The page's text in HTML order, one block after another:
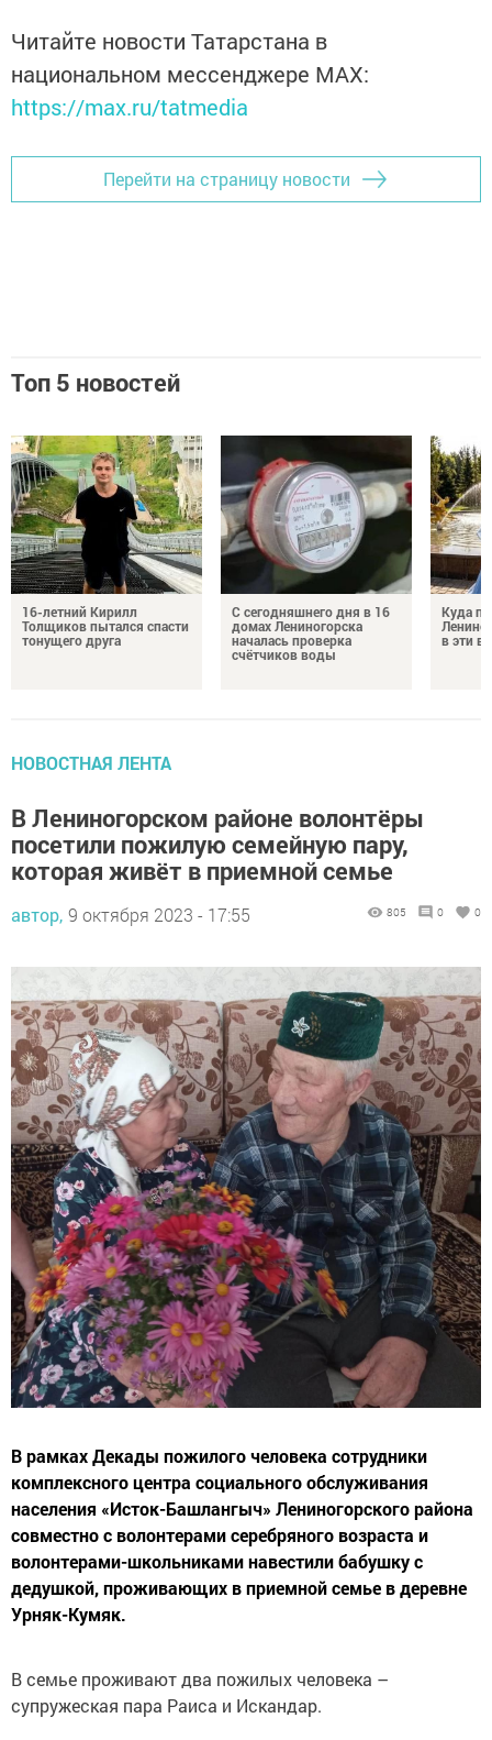
Читайте новости Татарстана в
национальном мессенджере MАХ:
https://max.ru/tatmedia
Перейти на страницу новости
Топ 5 новостей
16-летний Кирилл
Толщиков пытался спасти
тонущего друга
С сегодняшнего дня в 16
домах Лениногорска
началась проверка
счётчиков воды
Куда
в эти
НОВОСТНАЯ ЛЕНТА
В Лениногорском районе волонтёры
посетили пожилую семейную пару,
которая живёт в приемной семье
автор, 9 октября 2023 - 17:55 805 0 0
В рамках Декады пожилого человека сотрудники
комплексного центра социального обслуживания
населения «Исток-Башлангыч» Лениногорского района
совместно с волонтерами серебряного возраста и
волонтерами-школьниками навестили бабушку с
дедушкой, проживающих в приемной семье в деревне
Урняк-Кумяк.
В семье проживают два пожилых человека –
супружеская пара Раиса и Искандар.